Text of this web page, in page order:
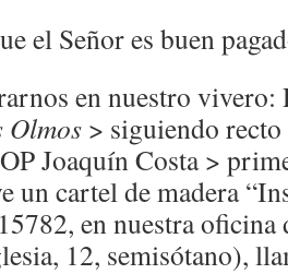
el Señor es buen
en nuestro
Olmos > siguiendo
Joaquín Costa >
un cartel de madera
en nuestra
12, semisótano),